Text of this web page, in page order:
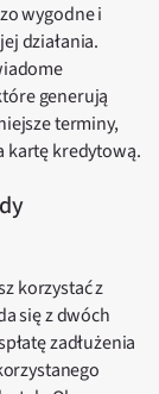
wygodne i
działania.
generują
terminy,
kartę kredytową.
korzystać z
się z dwóch
zadłużenia